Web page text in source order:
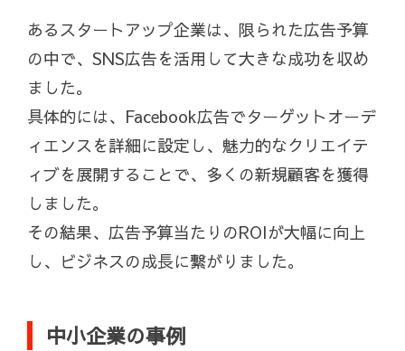
あるスタートアップ企業は、限られた広告予算
の中で、SNS広告を活用して大きな成功を収め
ました。
具体的には、Facebook広告でターゲットオーデ
ィエンスを詳細に設定し、魅力的なクリエイテ
ィブを展開することで、多くの新規顧客を獲得
しました。
その結果、広告予算当たりのROIが大幅に向上
し、ビジネスの成長に繋がりました。
中小企業の事例